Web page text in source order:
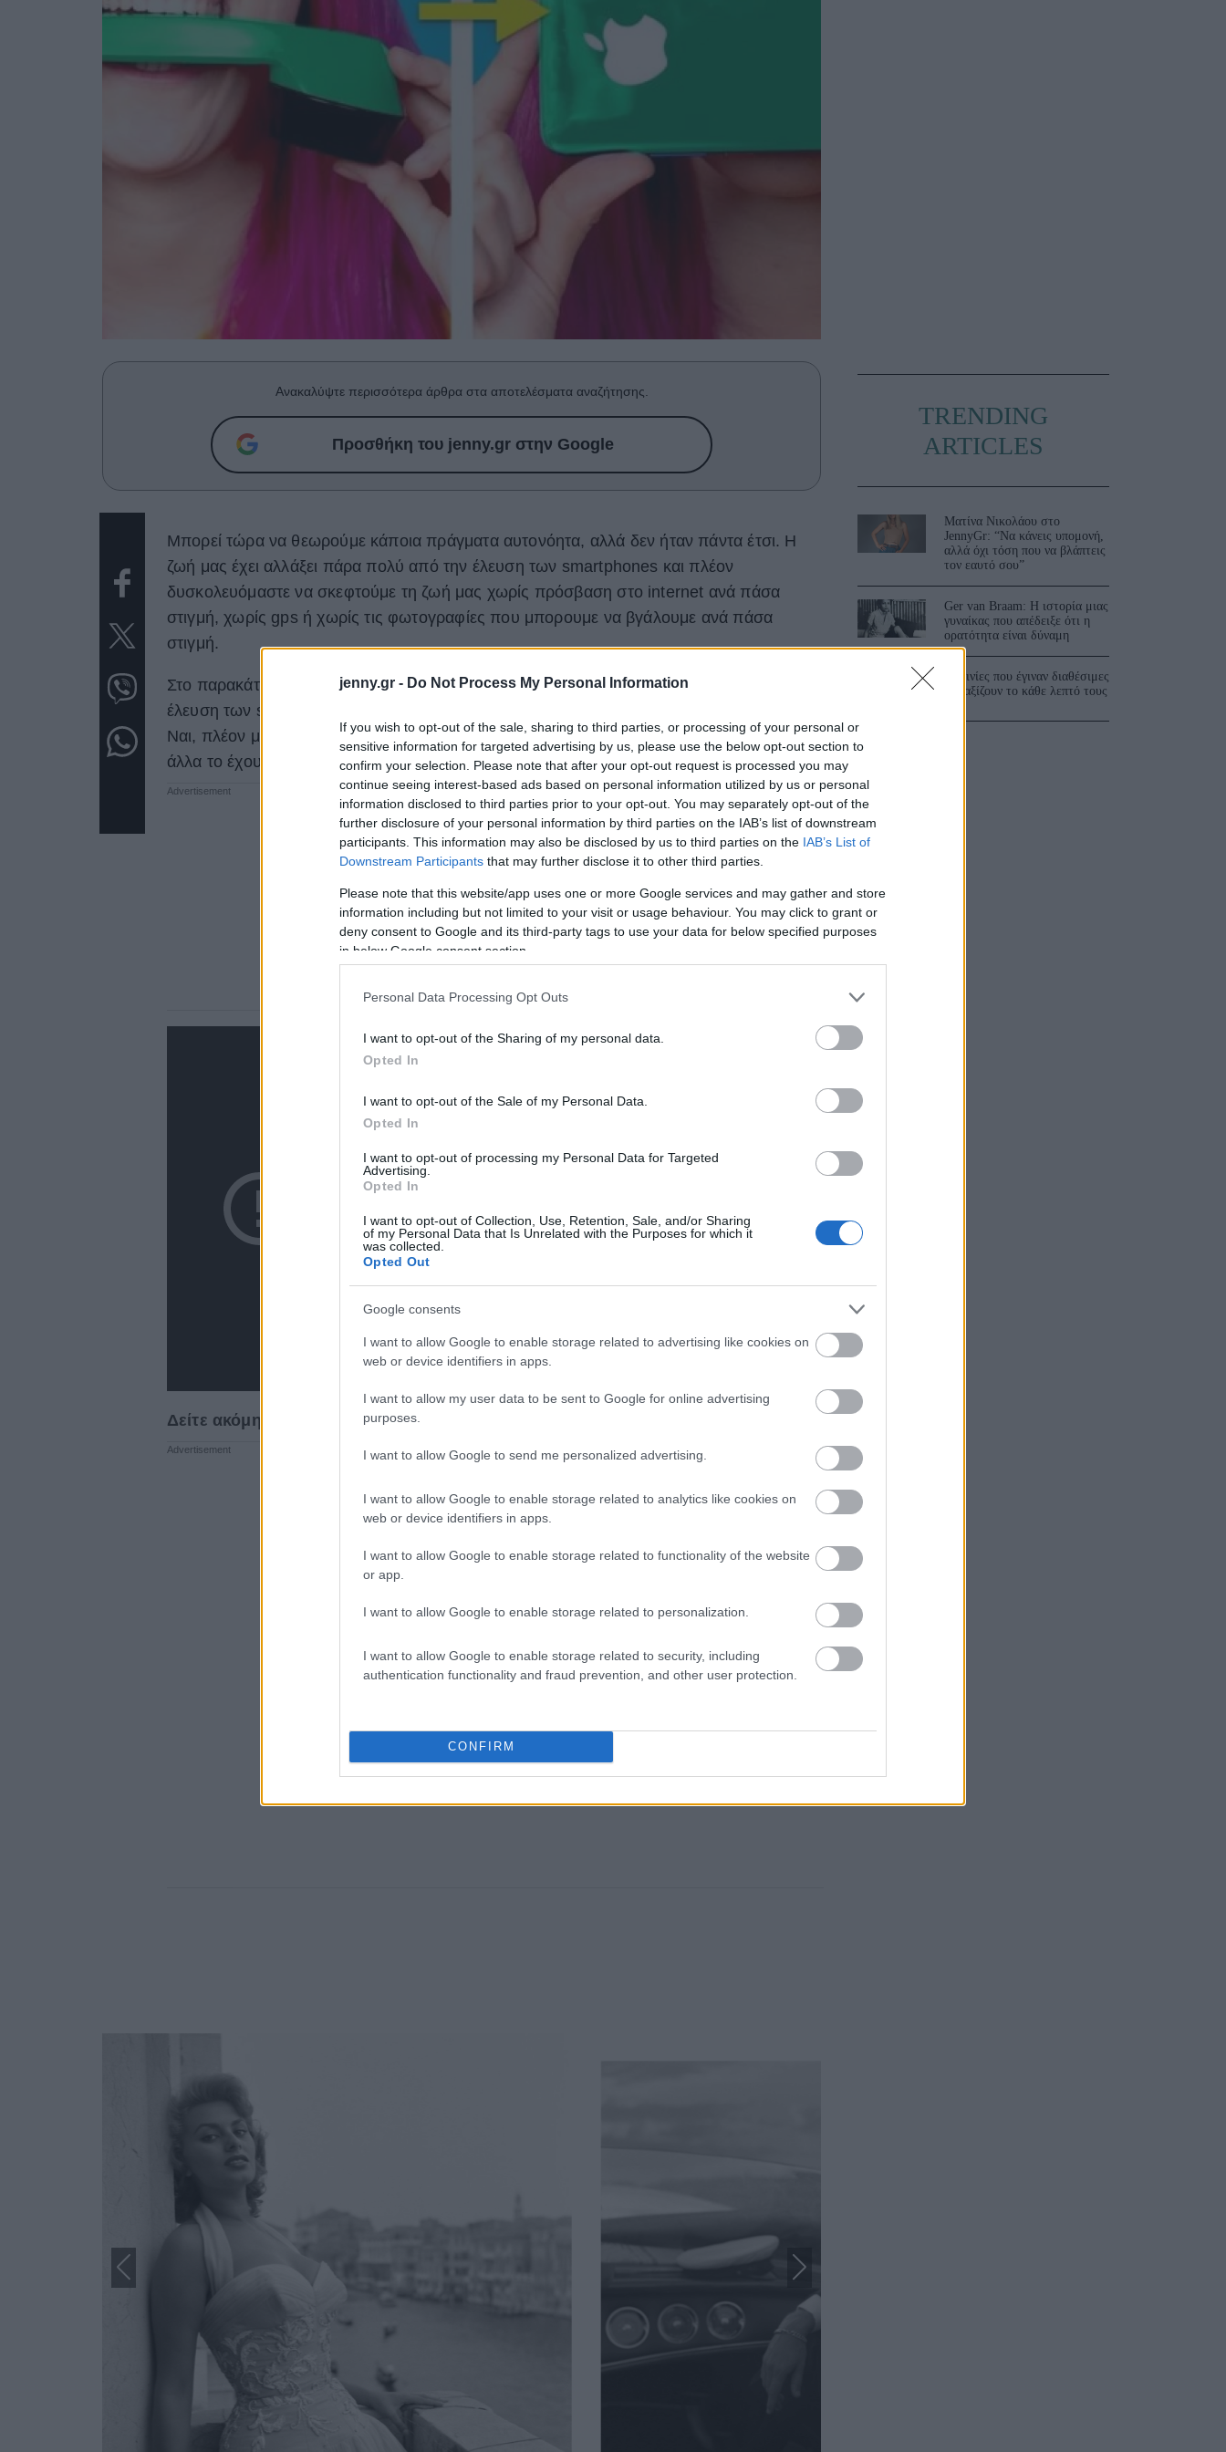
jenny.gr - Do Not Process My Personal Information
If you wish to opt-out of the sale, sharing to third parties, or processing of your personal or
sensitive information for targeted advertising by us, please use the below opt-out section to
confirm your selection. Please note that after your opt-out request is processed you may
continue seeing interest-based ads based on personal information utilized by us or personal
information disclosed to third parties prior to your opt-out. You may separately opt-out of the
further disclosure of your personal information by third parties on the IAB’s list of downstream
participants. This information may also be disclosed by us to third parties on the IAB’s List of
Downstream Participants that may further disclose it to other third parties.
Please note that this website/app uses one or more Google services and may gather and store
information including but not limited to your visit or usage behaviour. You may click to grant or
deny consent to Google and its third-party tags to use your data for below specified purposes
in below Google consent section.
Personal Data Processing Opt Outs
I want to opt-out of the Sharing of my personal data.
Opted In
I want to opt-out of the Sale of my Personal Data.
Opted In
I want to opt-out of processing my Personal Data for Targeted
Advertising.
Opted In
I want to opt-out of Collection, Use, Retention, Sale, and/or Sharing
of my Personal Data that Is Unrelated with the Purposes for which it
was collected.
Opted Out
Google consents
I want to allow Google to enable storage related to advertising like cookies on
web or device identifiers in apps.
I want to allow my user data to be sent to Google for online advertising
purposes.
I want to allow Google to send me personalized advertising.
I want to allow Google to enable storage related to analytics like cookies on
web or device identifiers in apps.
I want to allow Google to enable storage related to functionality of the website
or app.
I want to allow Google to enable storage related to personalization.
I want to allow Google to enable storage related to security, including
authentication functionality and fraud prevention, and other user protection.
CONFIRM
Ανακαλύψτε περισσότερα άρθρα στα αποτελέσματα αναζήτησης.
Προσθήκη του jenny.gr στην Google
Μπορεί τώρα να θεωρούμε κάποια πράγματα αυτονόητα, αλλά δεν ήταν πάντα έτσι. Η
ζωή μας έχει αλλάξει πάρα πολύ από την έλευση των smartphones και πλέον
δυσκολευόμαστε να σκεφτούμε τη ζωή μας χωρίς πρόσβαση στο internet ανά πάσα
στιγμή, χωρίς gps ή χωρίς τις φωτογραφίες που μπορουμε να βγάλουμε ανά πάσα
στιγμή.
Στο παρακάτω video θα δείτε -και θα θυμηθείτε- πώς ήταν μερικά πράγματα πριν την
έλευση των smartphones, τα οποία μερικές φορές είναι ευχή και μερικές άλλες κατάρα.
Ναι, πλέον μπορούμε να κάνουμε πολλά πράγματα ευκολότερα, αλλά μήπως σε μερικά
άλλα το έχουμε παρακάνει;
Δείτε ακόμη: 15 σπάνιες vintage φωτογραφίες διασήμων στη Βενετία
TRENDING
ARTICLES
Ματίνα Νικολάου στο
JennyGr: “Να κάνεις υπομονή,
αλλά όχι τόση που να βλάπτεις
τον εαυτό σου”
Ger van Braam: Η ιστορία μιας
γυναίκας που απέδειξε ότι η
ορατότητα είναι δύναμη
3 ταινίες που έγιναν διαθέσιμες
και αξίζουν το κάθε λεπτό τους